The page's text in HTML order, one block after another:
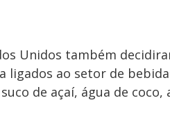
Unidos também
ligados ao setor de
de açaí, água de